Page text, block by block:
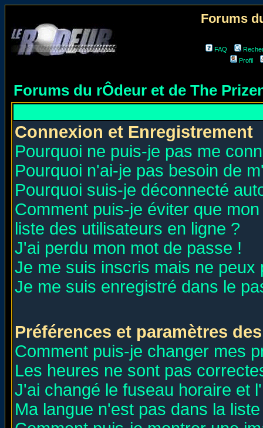
Forums
FAQ
Profil
Forums du rÔdeur et de The
Connexion et Enregistrement
Pourquoi ne puis-je pas me
Pourquoi n'ai-je pas besoin de
Pourquoi suis-je déconnecté
Comment puis-je éviter que
liste des utilisateurs en ligne ?
J'ai perdu mon mot de passe !
Je me suis inscris mais ne peux
Je me suis enregistré dans le
Préférences et paramètres
Comment puis-je changer mes
Les heures ne sont pas
J'ai changé le fuseau horaire et
Ma langue n'est pas dans la